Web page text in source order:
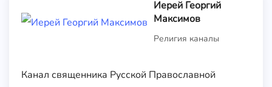
Иерей Георгий
Максимов
Религия каналы
Канал священника Русской Православной